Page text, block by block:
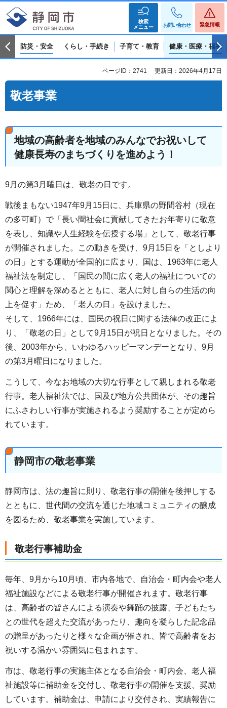
検索
メニュー
お問い合わせ 緊急情報
防災・安全 くらし・手続き 子育て・教育 健康・医療・福祉
ページID：2741 更新日：2026年4月17日
敬老事業
地域の高齢者を地域のみんなでお祝いして
健康長寿のまちづくりを進めよう！
9月の第3月曜日は、敬老の日です。
戦後まもない1947年9月15日に、兵庫県の野間谷村（現在
の多可町）で「長い間社会に貢献してきたお年寄りに敬意
を表し、知識や人生経験を伝授する場」として、敬老行事
が開催されました。この動きを受け、9月15日を「としより
の日」とする運動が全国的に広まり、国は、1963年に老人
福祉法を制定し、「国民の間に広く老人の福祉についての
関心と理解を深めるとともに、老人に対し自らの生活の向
上を促す」ため、「老人の日」を設けました。
そして、1966年には、国民の祝日に関する法律の改正によ
り、「敬老の日」として9月15日が祝日となりました。その
後、2003年から、いわゆるハッピーマンデーとなり、9月
の第3月曜日になりました。
こうして、今なお地域の大切な行事として親しまれる敬老
行事。老人福祉法では、国及び地方公共団体が、その趣旨
にふさわしい行事が実施されるよう奨励することが定めら
れています。
静岡市の敬老事業
静岡市は、法の趣旨に則り、敬老行事の開催を後押しする
とともに、世代間の交流を通じた地域コミュニティの醸成
を図るため、敬老事業を実施しています。
敬老行事補助金
毎年、9月から10月頃、市内各地で、自治会・町内会や老人
福祉施設などによる敬老行事が開催されます。敬老行事
は、高齢者の皆さんによる演奏や舞踊の披露、子どもたち
との世代を超えた交流があったり、趣向を凝らした記念品
の贈呈があったりと様々な企画が催され、皆で高齢者をお
祝いする温かい雰囲気に包まれます。
市は、敬老行事の実施主体となる自治会・町内会、老人福
祉施設等に補助金を交付し、敬老行事の開催を支援、奨励
しています。補助金は、申請により交付され、実績報告に